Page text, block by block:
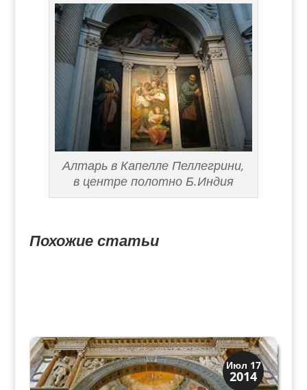
Алтарь в Капелле Пеллегрини,
в центре полотно Б.Индия
Похожие статьи
Июл 17
2014
Скрытая Верона
Церкви